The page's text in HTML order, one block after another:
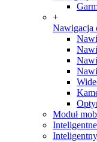
+
Nawigacja
Moduł